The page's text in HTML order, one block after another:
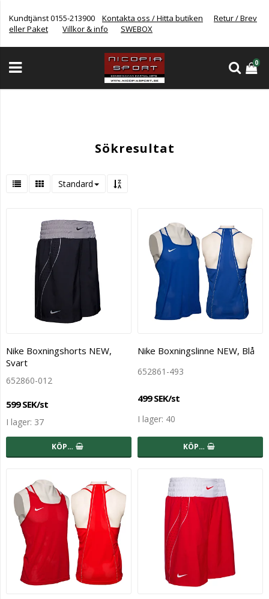
Kundtjänst 0155-213900 Kontakta oss / Hitta butiken
Retur / Brev
eller Paket
Villkor & info SWEBOX
0
Sökresultat
Standard
Nike Boxningshorts NEW,
Svart
652860-012
599 SEK/st
I lager: 37
KÖP…
Nike Boxningslinne NEW, Blå
652861-493
499 SEK/st
I lager: 40
KÖP…